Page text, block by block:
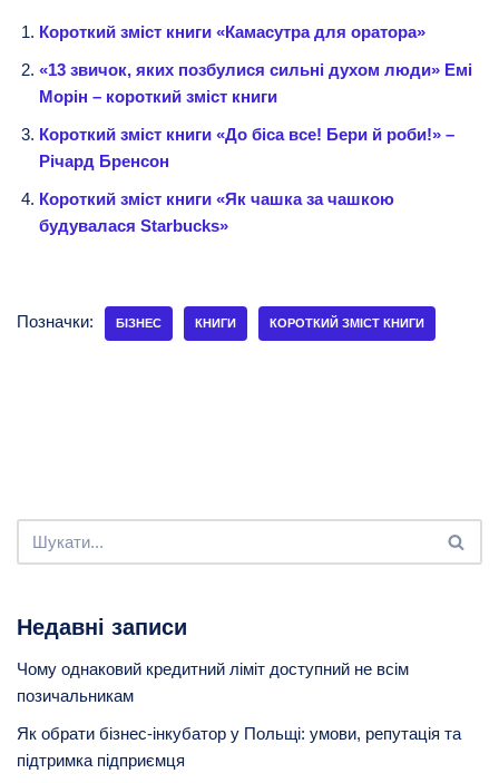
Короткий зміст книги «Камасутра для оратора»
«13 звичок, яких позбулися сильні духом люди» Емі
Морін – короткий зміст книги
Короткий зміст книги «До біса все! Бери й роби!» –
Річард Бренсон
Короткий зміст книги «Як чашка за чашкою
будувалася Starbucks»
Позначки: БІЗНЕС КНИГИ КОРОТКИЙ ЗМІСТ КНИГИ
Недавні записи
Чому однаковий кредитний ліміт доступний не всім
позичальникам
Як обрати бізнес-інкубатор у Польщі: умови, репутація та
підтримка підприємця